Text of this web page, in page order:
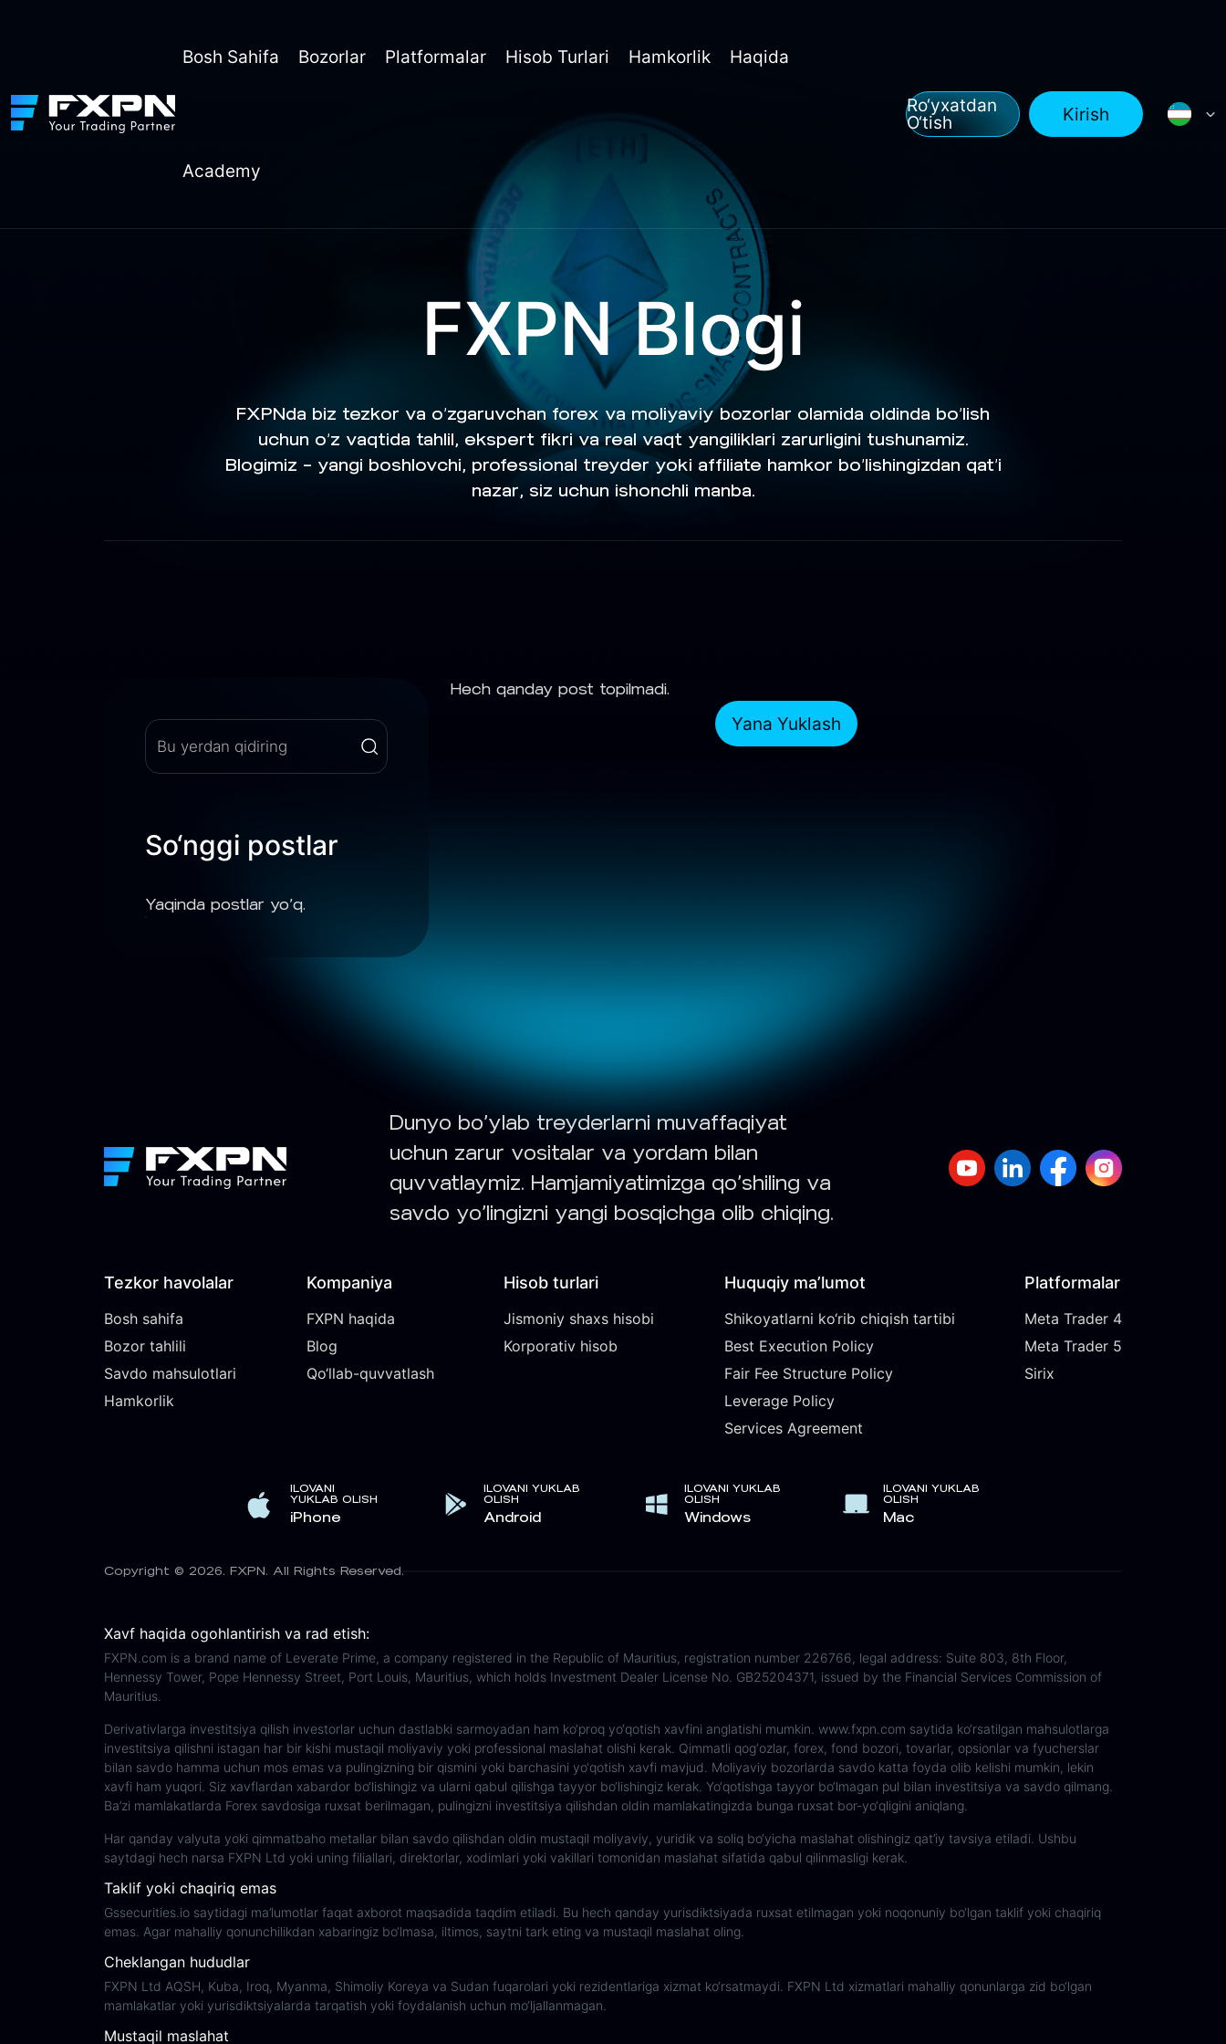
Bosh Sahifa Bozorlar Platformalar Hisob Turlari Hamkorlik Haqida
Academy
Ro‘yxatdan
O‘tish
Kirish
FXPN Blogi
FXPNda biz tezkor va o‘zgaruvchan forex va moliyaviy bozorlar olamida oldinda bo‘lish
uchun o‘z vaqtida tahlil, ekspert fikri va real vaqt yangiliklari zarurligini tushunamiz.
Blogimiz — yangi boshlovchi, professional treyder yoki affiliate hamkor bo‘lishingizdan qat’i
nazar, siz uchun ishonchli manba.
Hech qanday post topilmadi.
Yana Yuklash
So‘nggi postlar
Yaqinda postlar yo‘q.
Dunyo bo‘ylab treyderlarni muvaffaqiyat
uchun zarur vositalar va yordam bilan
quvvatlaymiz. Hamjamiyatimizga qo‘shiling va
savdo yo‘lingizni yangi bosqichga olib chiqing.
Tezkor havolalar
Bosh sahifa
Bozor tahlili
Savdo mahsulotlari
Hamkorlik
Kompaniya
FXPN haqida
Blog
Qo‘llab-quvvatlash
Hisob turlari
Jismoniy shaxs hisobi
Korporativ hisob
Huquqiy ma’lumot
Shikoyatlarni ko‘rib chiqish tartibi
Best Execution Policy
Fair Fee Structure Policy
Leverage Policy
Services Agreement
Platformalar
Meta Trader 4
Meta Trader 5
Sirix
ILOVANI
YUKLAB OLISH
iPhone
ILOVANI YUKLAB
OLISH
Android
ILOVANI YUKLAB
OLISH
Windows
ILOVANI YUKLAB
OLISH
Mac
Copyright © 2026. FXPN. All Rights Reserved.
Xavf haqida ogohlantirish va rad etish:
FXPN.com is a brand name of Leverate Prime, a company registered in the Republic of Mauritius, registration number 226766, legal address: Suite 803, 8th Floor,
Hennessy Tower, Pope Hennessy Street, Port Louis, Mauritius, which holds Investment Dealer License No. GB25204371, issued by the Financial Services Commission of
Mauritius.
Derivativlarga investitsiya qilish investorlar uchun dastlabki sarmoyadan ham ko‘proq yo‘qotish xavfini anglatishi mumkin. www.fxpn.com saytida ko‘rsatilgan mahsulotlarga
investitsiya qilishni istagan har bir kishi mustaqil moliyaviy yoki professional maslahat olishi kerak. Qimmatli qog‘ozlar, forex, fond bozori, tovarlar, opsionlar va fyucherslar
bilan savdo hamma uchun mos emas va pulingizning bir qismini yoki barchasini yo‘qotish xavfi mavjud. Moliyaviy bozorlarda savdo katta foyda olib kelishi mumkin, lekin
xavfi ham yuqori. Siz xavflardan xabardor bo‘lishingiz va ularni qabul qilishga tayyor bo‘lishingiz kerak. Yo‘qotishga tayyor bo‘lmagan pul bilan investitsiya va savdo qilmang.
Ba’zi mamlakatlarda Forex savdosiga ruxsat berilmagan, pulingizni investitsiya qilishdan oldin mamlakatingizda bunga ruxsat bor-yo‘qligini aniqlang.
Har qanday valyuta yoki qimmatbaho metallar bilan savdo qilishdan oldin mustaqil moliyaviy, yuridik va soliq bo‘yicha maslahat olishingiz qat’iy tavsiya etiladi. Ushbu
saytdagi hech narsa FXPN Ltd yoki uning filiallari, direktorlar, xodimlari yoki vakillari tomonidan maslahat sifatida qabul qilinmasligi kerak.
Taklif yoki chaqiriq emas
Gssecurities.io saytidagi ma’lumotlar faqat axborot maqsadida taqdim etiladi. Bu hech qanday yurisdiktsiyada ruxsat etilmagan yoki noqonuniy bo‘lgan taklif yoki chaqiriq
emas. Agar mahalliy qonunchilikdan xabaringiz bo‘lmasa, iltimos, saytni tark eting va mustaqil maslahat oling.
Cheklangan hududlar
FXPN Ltd AQSH, Kuba, Iroq, Myanma, Shimoliy Koreya va Sudan fuqarolari yoki rezidentlariga xizmat ko‘rsatmaydi. FXPN Ltd xizmatlari mahalliy qonunlarga zid bo‘lgan
mamlakatlar yoki yurisdiktsiyalarda tarqatish yoki foydalanish uchun mo‘ljallanmagan.
Mustaqil maslahat